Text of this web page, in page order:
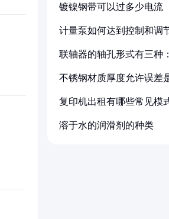
镀镍钢带可以过多少电流
计量泵如何达到控制和调
联轴器的轴孔形式有三种
不锈钢材质厚度允许误差
复印机出租有哪些常见模
溶于水的润滑剂的种类